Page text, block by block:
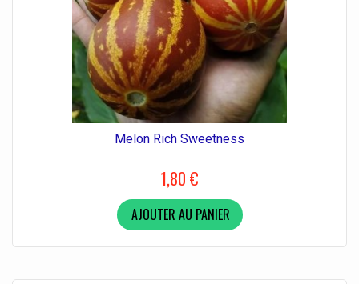
Melon Rich Sweetness
1,80 €
AJOUTER AU PANIER